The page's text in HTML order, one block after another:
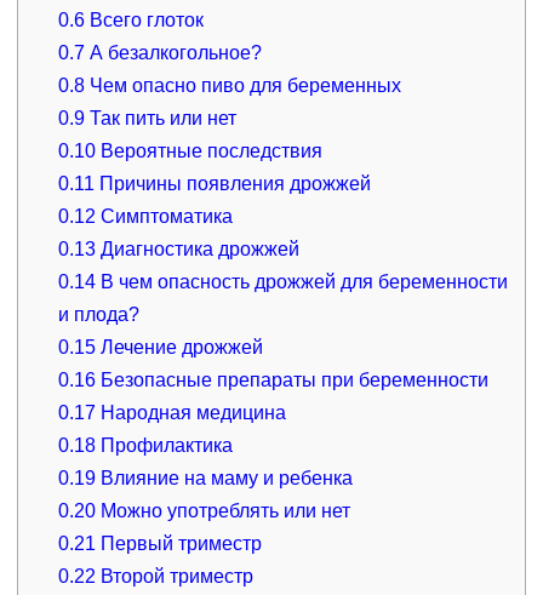
0.6 Всего глоток
0.7 А безалкогольное?
0.8 Чем опасно пиво для беременных
0.9 Так пить или нет
0.10 Вероятные последствия
0.11 Причины появления дрожжей
0.12 Симптоматика
0.13 Диагностика дрожжей
0.14 В чем опасность дрожжей для беременности
и плода?
0.15 Лечение дрожжей
0.16 Безопасные препараты при беременности
0.17 Народная медицина
0.18 Профилактика
0.19 Влияние на маму и ребенка
0.20 Можно употреблять или нет
0.21 Первый триместр
0.22 Второй триместр